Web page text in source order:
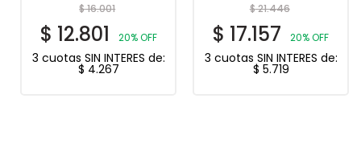
$16.001
$ 12.801 20% OFF
3 cuotas SIN INTERES de:
$ 4.267
$21.446
$ 17.157 20% OFF
3 cuotas SIN INTERES de:
$ 5.719